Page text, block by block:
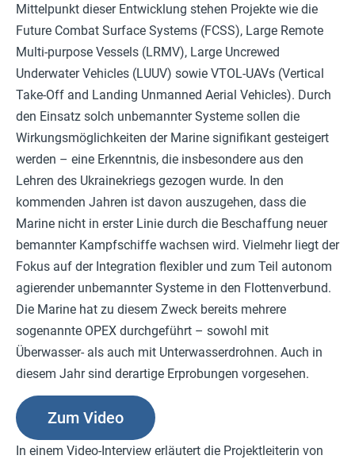
Mittelpunkt dieser Entwicklung stehen Projekte wie die
Future Combat Surface Systems (FCSS), Large Remote
Multi-purpose Vessels (LRMV), Large Uncrewed
Underwater Vehicles (LUUV) sowie VTOL-UAVs (Vertical
Take-Off and Landing Unmanned Aerial Vehicles). Durch
den Einsatz solch unbemannter Systeme sollen die
Wirkungsmöglichkeiten der Marine signifikant gesteigert
werden – eine Erkenntnis, die insbesondere aus den
Lehren des Ukrainekriegs gezogen wurde. In den
kommenden Jahren ist davon auszugehen, dass die
Marine nicht in erster Linie durch die Beschaffung neuer
bemannter Kampfschiffe wachsen wird. Vielmehr liegt der
Fokus auf der Integration flexibler und zum Teil autonom
agierender unbemannter Systeme in den Flottenverbund.
Die Marine hat zu diesem Zweck bereits mehrere
sogenannte OPEX durchgeführt – sowohl mit
Überwasser- als auch mit Unterwasserdrohnen. Auch in
diesem Jahr sind derartige Erprobungen vorgesehen.
Zum Video
In einem Video-Interview erläutert die Projektleiterin von